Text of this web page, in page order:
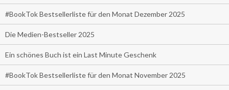
#BookTok Bestsellerliste für den Monat Dezember 2025
Die Medien-Bestseller 2025
Ein schönes Buch ist ein Last Minute Geschenk
#BookTok Bestsellerliste für den Monat November 2025